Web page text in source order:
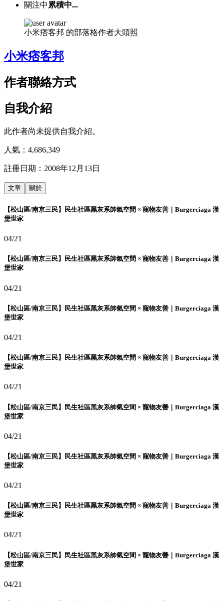
關注中 累積中...
小米痞客邦 的部落格作者大頭照
小米痞客邦
作者聯絡方式
自我介紹
此作者尚未提供自我介紹。
人氣： 4,686,349
註冊日期： 2008年12月13日
文章 關於
【松山區/南京三民】民生社區黑灰系帥氣空間 × 寵物友善｜Burgerciaga 漢
堡世家
04/21
【松山區/南京三民】民生社區黑灰系帥氣空間 × 寵物友善｜Burgerciaga 漢
堡世家
04/21
【松山區/南京三民】民生社區黑灰系帥氣空間 × 寵物友善｜Burgerciaga 漢
堡世家
04/21
【松山區/南京三民】民生社區黑灰系帥氣空間 × 寵物友善｜Burgerciaga 漢
堡世家
04/21
【松山區/南京三民】民生社區黑灰系帥氣空間 × 寵物友善｜Burgerciaga 漢
堡世家
04/21
【松山區/南京三民】民生社區黑灰系帥氣空間 × 寵物友善｜Burgerciaga 漢
堡世家
04/21
【松山區/南京三民】民生社區黑灰系帥氣空間 × 寵物友善｜Burgerciaga 漢
堡世家
04/21
【松山區/南京三民】民生社區黑灰系帥氣空間 × 寵物友善｜Burgerciaga 漢
堡世家
04/21